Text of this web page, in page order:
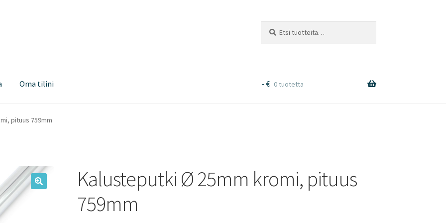
Oma tilini - € 0 tuotetta
pituus 759mm
Kalusteputki Ø 25mm kromi, pituus
759mm